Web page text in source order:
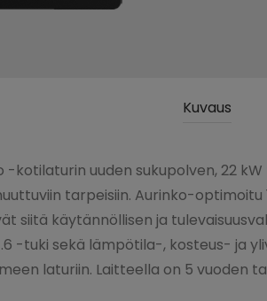
Kuvaus
kotilaturin uuden sukupolven, 22
tarpeisiin. Aurinko-
siitä käytännöllisen ja
-tuki sekä lämpötila-, kosteus- ja
laturiin. Laitteella on 5 vuoden